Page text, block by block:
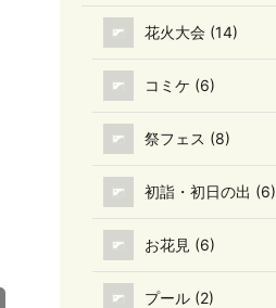
花火大会 (14)
コミケ (6)
祭フェス (8)
初詣・初日の出 (6)
お花見 (6)
プール (2)